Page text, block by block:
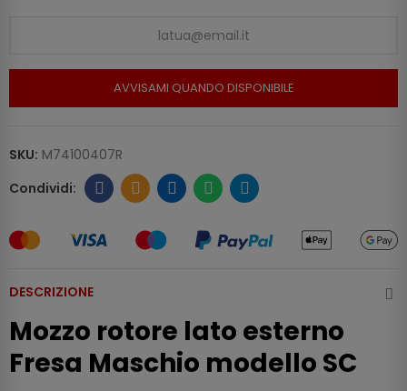
AVVISAMI QUANDO DISPONIBILE
SKU: M74100407R
DESCRIZIONE
Mozzo rotore lato esterno
Fresa Maschio modello SC